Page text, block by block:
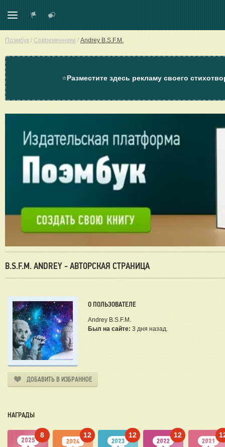
Поэмбук / Современники / Andrey B.S.F.M.
⭐Разместите здесь рекламу своего
B.S.F.M. ANDREY - АВТОРСКАЯ СТРАНИЦА
О ПОЛЬЗОВАТЕЛЕ
Andrey B.S.F.M.
Был на сайте: 3 дня назад.
ДОБАВИТЬ В ИЗБРАННОЕ
НАГРАДЫ
8 12 12 12